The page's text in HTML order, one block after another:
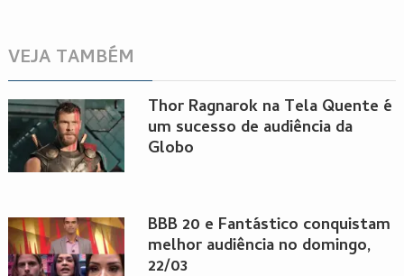
VEJA TAMBÉM
Thor Ragnarok na Tela Quente é
um sucesso de audiência da
Globo
BBB 20 e Fantástico conquistam
melhor audiência no domingo,
22/03